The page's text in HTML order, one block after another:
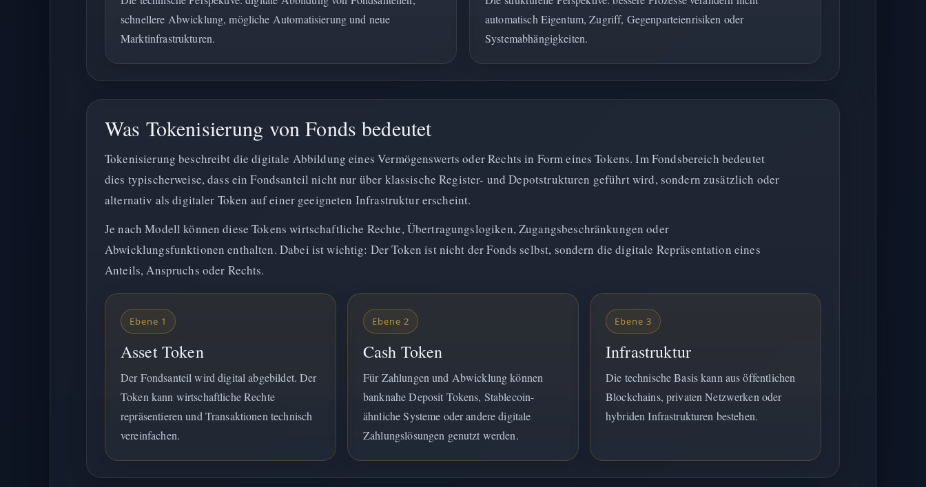
schnellere Abwicklung, mögliche Automatisierung und neue
Marktinfrastrukturen.
automatisch Eigentum, Zugriff, Gegenparteienrisiken oder
Systemabhängigkeiten.
Was Tokenisierung von Fonds bedeutet
Tokenisierung beschreibt die digitale Abbildung eines Vermögenswerts oder Rechts in Form eines Tokens. Im Fondsbereich bedeutet
dies typischerweise, dass ein Fondsanteil nicht nur über klassische Register- und Depotstrukturen geführt wird, sondern zusätzlich oder
alternativ als digitaler Token auf einer geeigneten Infrastruktur erscheint.
Je nach Modell können diese Tokens wirtschaftliche Rechte, Übertragungslogiken, Zugangsbeschränkungen oder
Abwicklungsfunktionen enthalten. Dabei ist wichtig: Der Token ist nicht der Fonds selbst, sondern die digitale Repräsentation eines
Anteils, Anspruchs oder Rechts.
Ebene 1
Asset Token
Der Fondsanteil wird digital abgebildet. Der
Token kann wirtschaftliche Rechte
repräsentieren und Transaktionen technisch
vereinfachen.
Ebene 2
Cash Token
Für Zahlungen und Abwicklung können
banknahe Deposit Tokens, Stablecoin-
ähnliche Systeme oder andere digitale
Zahlungslösungen genutzt werden.
Ebene 3
Infrastruktur
Die technische Basis kann aus öffentlichen
Blockchains, privaten Netzwerken oder
hybriden Infrastrukturen bestehen.